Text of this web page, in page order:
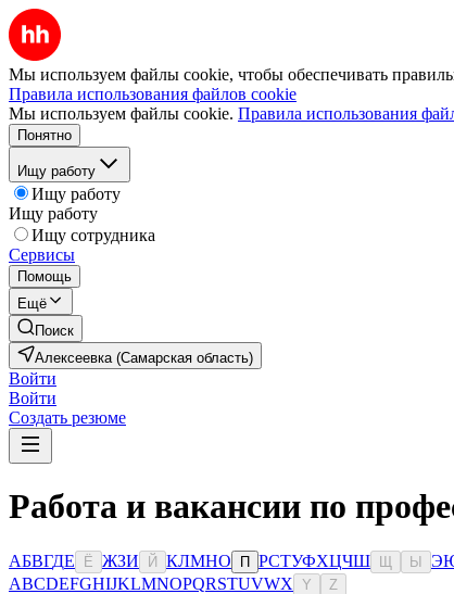
Мы используем файлы cookie, чтобы обеспечивать
Правила использования файлов cookie
Мы используем файлы cookie. Правила использования
Понятно
Ищу работу
Ищу работу
Ищу работу
Ищу сотрудника
Сервисы
Помощь
Ещё
Поиск
Алексеевка (Самарская область)
Войти
Войти
Создать резюме
Работа и вакансии по
АБВГДЕ Ё ЖЗИ Й КЛМНО П РСТУФХЦЧШ Ы Э
ABCDEFGHIJKLMNOPQRSTUVWX Y Z